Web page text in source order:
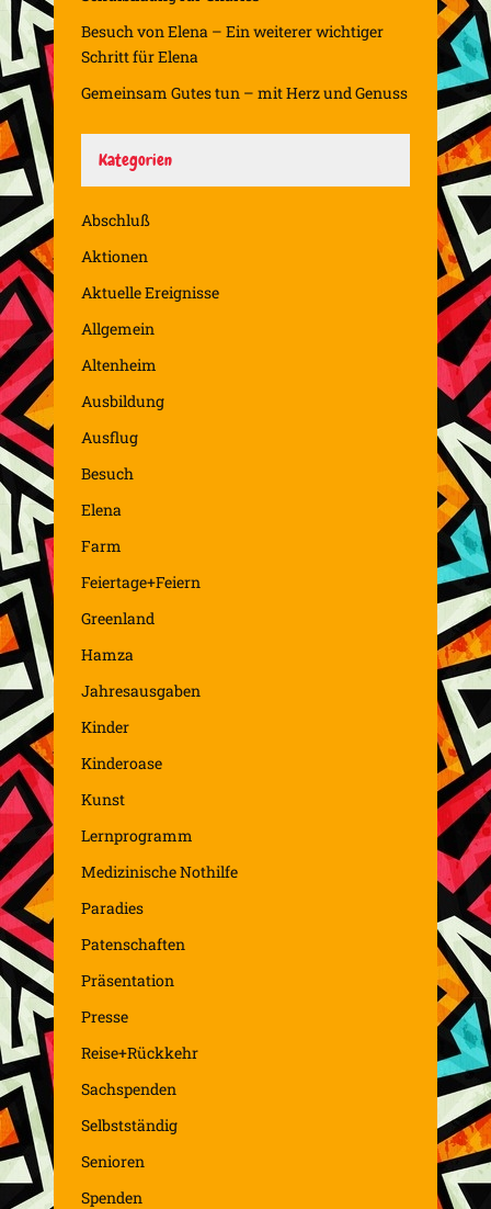
Besuch von Elena – Ein weiterer wichtiger
Schritt für Elena
Gemeinsam Gutes tun – mit Herz und Genuss
Kategorien
Abschluß
Aktionen
Aktuelle Ereignisse
Allgemein
Altenheim
Ausbildung
Ausflug
Besuch
Elena
Farm
Feiertage+Feiern
Greenland
Hamza
Jahresausgaben
Kinder
Kinderoase
Kunst
Lernprogramm
Medizinische Nothilfe
Paradies
Patenschaften
Präsentation
Presse
Reise+Rückkehr
Sachspenden
Selbstständig
Senioren
Spenden